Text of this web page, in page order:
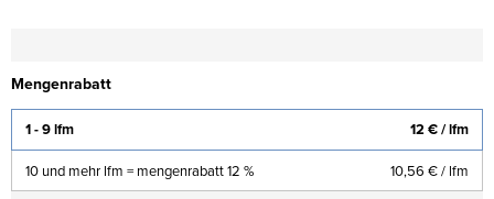
Mengenrabatt
1 - 9 lfm 12 €/ lfm
10 und mehr lfm = mengenrabatt 12 % 10,56 €/ lfm